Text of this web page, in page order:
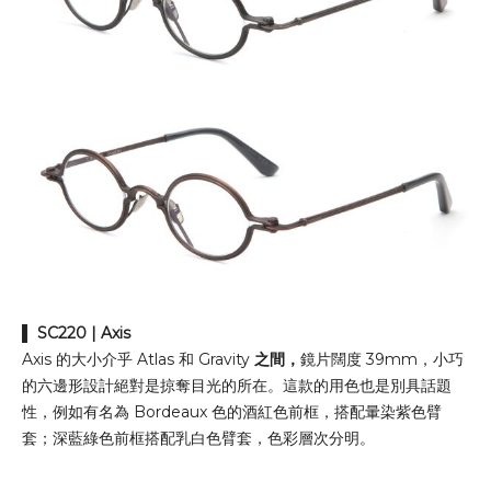
SC220
| Axis
Axis 的大小介乎 Atlas 和 Gravity 之間， 鏡片闊度 39mm，小巧
的六邊形設計絕對是掠奪目光的所在。這款的用色也是別具話題
性，例如有名為 Bordeaux 色的酒紅色前框，搭配暈染紫色臂
套；深藍綠色前框搭配乳白色臂套，色彩層次分明。